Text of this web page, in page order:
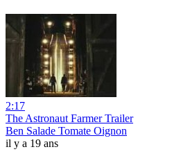
2:17
The Astronaut Farmer Trailer
Ben Salade Tomate Oignon
il y a 19 ans